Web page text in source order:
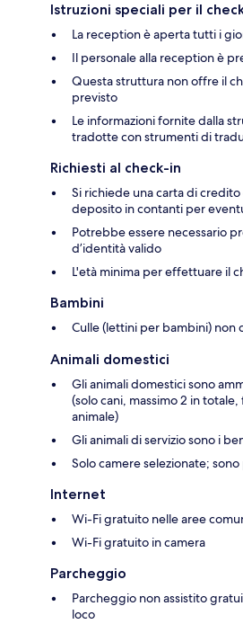
Istruzioni speciali per il
La reception è aperta tutti i
Il personale alla reception è
Questa struttura non offre il
previsto
Le informazioni fornite dalla
tradotte con strumenti di
Richiesti al check-in
Si richiede una carta di
deposito in contanti per
Potrebbe essere necessario
d’identità valido
L'età minima per effettuare il
Bambini
Culle (lettini per bambini) non
Animali domestici
Gli animali domestici sono
(solo cani, massimo 2 in
animale)
Gli animali di servizio sono i
Solo camere selezionate;
Internet
Wi-Fi gratuito nelle aree
Wi-Fi gratuito in camera
Parcheggio
Parcheggio non assistito
loco